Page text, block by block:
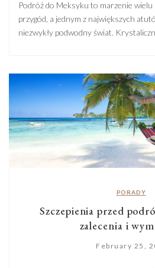
Podróż do Meksyku to marzenie wielu
przygód, a jednym z największych
niezwykły podwodny świat.
tego, czy jesteście początkującymi,
Meksyk oferuje niezapomniane
[…]
PORADY
Szczepienia przed
zalecenia i
February 25,